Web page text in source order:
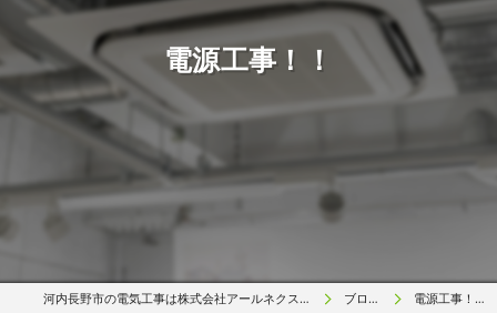
電源工事！！
河内長野市の電気工事は株式会社アールネクスト ブログ 電源工事！！